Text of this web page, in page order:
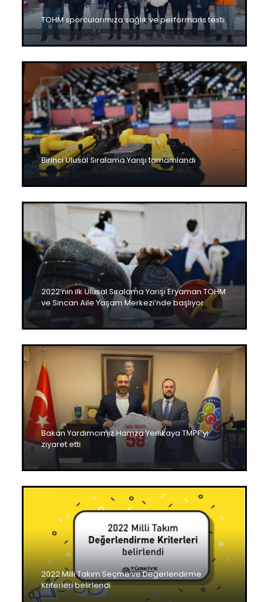
TOHM sporcularımıza sağlık ve performans testi
Birinci Ulusal Sıralama Yarışı tamamlandı
2022’nin ilk Ulusal Sıralama Yarışı Eryaman TOHM
ve Sincan Aile Yaşam Merkezi’nde başlıyor
Bakan Yardımcımız Hamza Yerlikaya TMPF’yi
ziyaret etti
2022 Milli Takım Seçme ve Değerlendirme
Kriterleri belirlendi